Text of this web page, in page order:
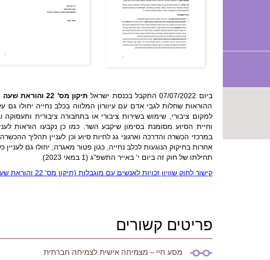
ביום 07/07/2022 התקבל בכנסת ישראל תיקון מס' 22 והוראת שעה לחוק שוויון זכויות לאנשים עם מוגבלות
ההוראות שחלות לגבי אדם עם עיוורון המלווה בכלב נחייה יחולו גם
למקום ציבורי, שימוש בשירות ציבורי או בתחבורה ציבורית
וחיית הסיוע מסומנת בסימון שיקבע השר. כמו כן נקבעו הוראות
במרכזי הכשרה והדרכה וארגוני גג לחיות סיוע וכן לעניין תהליך
אחרות בחיקוק הנוגעות לכלב נחייה, כגון פטור מאגרה, יחולו גם לעניין
תחילתו של חוק זה ביום י' באייר התשפ"ג (1 במאי 2023).
קישור לחוק שוויון זכויות לאנשים עם מוגבלות (תיקון מס' 22 והוראת שעה), התשפ"ב
פריטים קשורים
מסע חיי – מצמיחה אישית לצמיחה חברתית